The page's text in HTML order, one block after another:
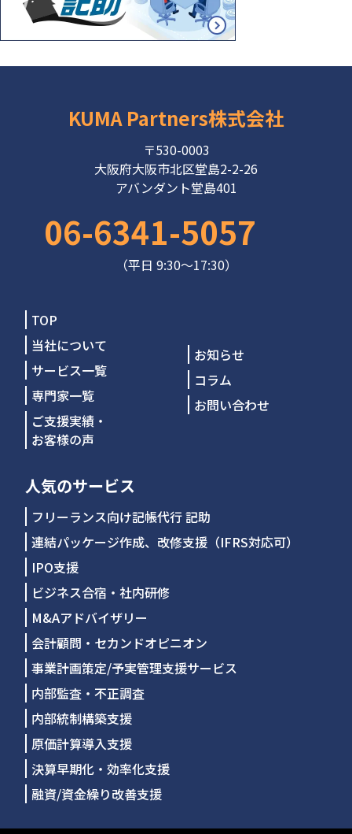
KUMA Partners株式会社
〒530-0003
大阪府大阪市北区堂島2-2-26
アバンダント堂島401
06-6341-5057
（平日 9:30～17:30）
TOP
当社について
サービス一覧
専門家一覧
ご支援実績・
お客様の声
お知らせ
コラム
お問い合わせ
人気のサービス
フリーランス向け記帳代行 記助
連結パッケージ作成、改修支援（IFRS対応可）
IPO支援
ビジネス合宿・社内研修
M&Aアドバイザリー
会計顧問・セカンドオピニオン
事業計画策定/予実管理支援サービス
内部監査・不正調査
内部統制構築支援
原価計算導入支援
決算早期化・効率化支援
融資/資金繰り改善支援